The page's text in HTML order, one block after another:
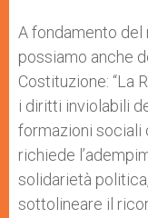
A fondamento
possiamo anche
Costituzione: “La
i diritti inviolabili
formazioni sociali
richiede
solidarietà
sottolineare il